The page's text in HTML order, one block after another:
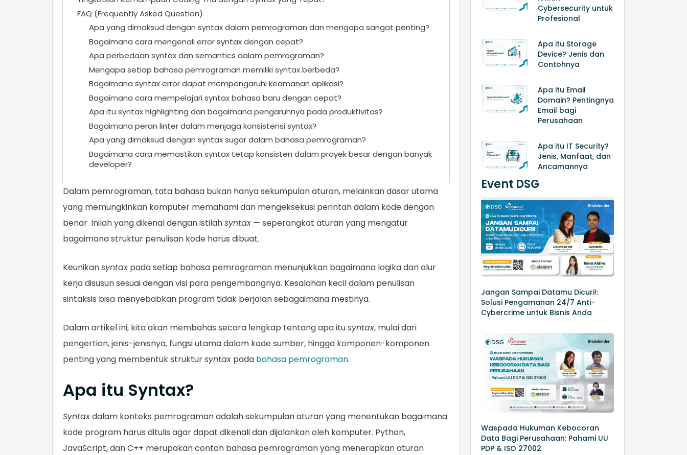
FAQ (Frequently Asked Question)
Apa yang dimaksud dengan syntax dalam pemrograman dan mengapa sangat penting?
Bagaimana cara mengenali error syntax dengan cepat?
Apa perbedaan syntax dan semantics dalam pemrograman?
Mengapa setiap bahasa pemrograman memiliki syntax berbeda?
Bagaimana syntax error dapat mempengaruhi keamanan aplikasi?
Bagaimana cara mempelajari syntax bahasa baru dengan cepat?
Apa itu syntax highlighting dan bagaimana pengaruhnya pada produktivitas?
Bagaimana peran linter dalam menjaga konsistensi syntax?
Apa yang dimaksud dengan syntax sugar dalam bahasa pemrograman?
Bagaimana cara memastikan syntax tetap konsisten dalam proyek besar dengan banyak
developer?
Dalam pemrograman, tata bahasa bukan hanya sekumpulan aturan, melainkan dasar utama
yang memungkinkan komputer memahami dan mengeksekusi perintah dalam kode dengan
benar. Inilah yang dikenal dengan istilahsyntax — seperangkat aturan yang mengatur
bagaimana struktur penulisan kode harus dibuat.
Keunikansyntax pada setiap bahasa pemrograman menunjukkan bagaimana logika dan alur
kerja disusun sesuai dengan visi para pengembangnya. Kesalahan kecil dalam penulisan
sintaksis bisa menyebabkan program tidak berjalan sebagaimana mestinya.
Dalam artikel ini, kita akan membahas secara lengkap tentang apa itusyntax, mulai dari
pengertian, jenis-jenisnya, fungsi utama dalam kode sumber, hingga komponen-komponen
penting yang membentuk struktursyntax pada bahasa pemrograman.
Apa itu Syntax?
Syntaxdalam konteks pemrograman adalah sekumpulan aturan yang menentukan bagaimana
kode program harus ditulis agar dapat dikenali dan dijalankan oleh komputer. Python,
JavaScript, dan C++ merupakan contoh bahasa pemrograman yang menerapkan aturan
Cybersecurity untuk
Profesional
Apa itu Storage
Device? Jenis dan
Contohnya
Apa itu Email
Domain? Pentingnya
Email bagi
Perusahaan
Apa itu IT Security?
Jenis, Manfaat, dan
Ancamannya
Event DSG
Jangan Sampai Datamu Dicuri!:
Solusi Pengamanan 24/7 Anti-
Cybercrime untuk Bisnis Anda
Waspada Hukuman Kebocoran
Data Bagi Perusahaan: Pahami UU
PDP & ISO 27002